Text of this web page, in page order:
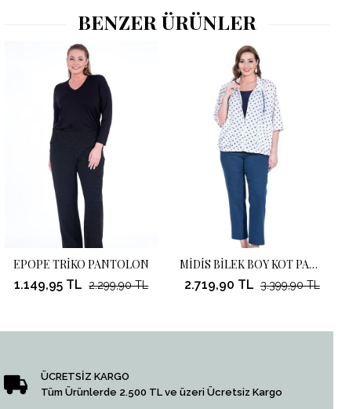
BENZER ÜRÜNLER
EPOPE TRİKO PANTOLON
1.149,95 TL 2.299,90 TL
MİDİS BİLEK BOY KOT PANTOLON
2.719,90 TL 3.399,90 TL
ÜCRETSİZ KARGO
Tüm Ürünlerde 2.500 TL ve üzeri Ücretsiz Kargo